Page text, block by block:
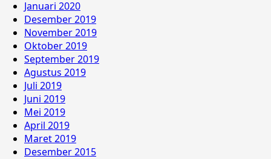
Januari 2020
Desember 2019
November 2019
Oktober 2019
September 2019
Agustus 2019
Juli 2019
Juni 2019
Mei 2019
April 2019
Maret 2019
Desember 2015